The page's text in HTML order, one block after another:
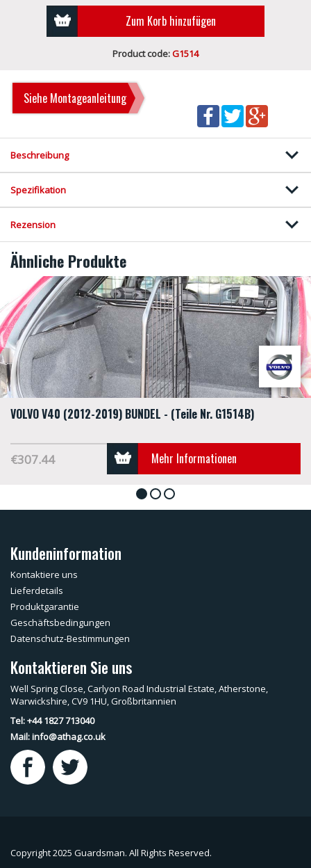
Zum Korb hinzufügen
Product code:G1514
Siehe Montageanleitung
Beschreibung
Spezifikation
Rezension
Ähnliche Produkte
VOLVO V40 (2012-2019) BÜNDEL - (Teile Nr. G1514B)
€307.44 Mehr Informationen
1 2 3
Kundeninformation
Kontaktiere uns
Lieferdetails
Produktgarantie
Geschäftsbedingungen
Datenschutz-Bestimmungen
Kontaktieren Sie uns
Well Spring Close, Carlyon Road Industrial Estate, Atherstone,
Warwickshire, CV9 1HU, Großbritannien
Tel: +44 1827 713040
Mail:info@athag.co.uk
Copyright 2025 Guardsman. All Rights Reserved.